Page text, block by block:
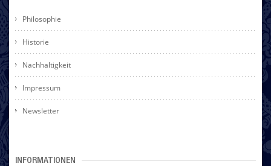
Philosophie
Historie
Nachhaltigkeit
Impressum
Newsletter
INFORMATIONEN